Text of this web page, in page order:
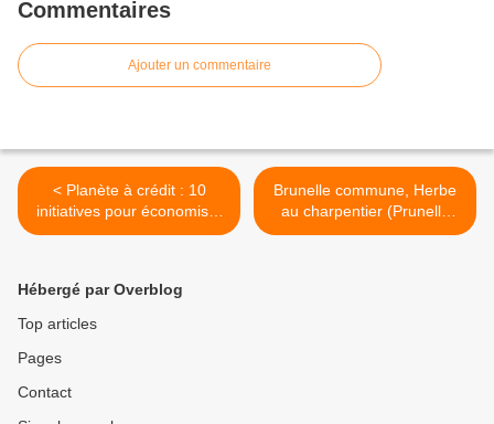
Commentaires
Ajouter un commentaire
< Planète à crédit : 10
initiatives pour économiser
les ressources
Brunelle commune, Herbe
au charpentier (Prunella
vulgaris) >
Hébergé par Overblog
Top articles
Pages
Contact